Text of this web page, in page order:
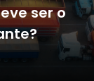
ser o